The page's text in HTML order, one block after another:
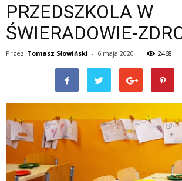
PRZEDSZKOLA W
ŚWIERADOWIE-
Przez Tomasz Słowiński - 6 maja 2020 2468